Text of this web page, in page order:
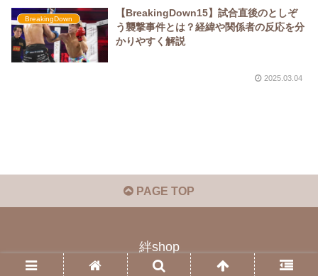
BreakingDown
【BreakingDown15】試合直後のとしぞ
う襲撃事件とは？経緯や関係者の反応を分
かりやすく解説
2025.03.04
PAGE TOP
絆shop
© 2023 絆shop.